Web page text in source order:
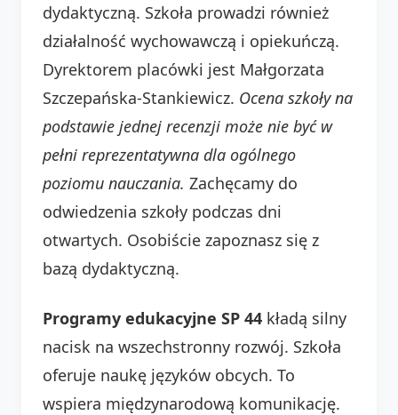
dydaktyczną. Szkoła prowadzi również
działalność wychowawczą i opiekuńczą.
Dyrektorem placówki jest Małgorzata
Szczepańska-Stankiewicz. Ocena szkoły na
podstawie jednej recenzji może nie być w
pełni reprezentatywna dla ogólnego
poziomu nauczania. Zachęcamy do
odwiedzenia szkoły podczas dni
otwartych. Osobiście zapoznasz się z
bazą dydaktyczną.
Programy edukacyjne SP 44 kładą silny
nacisk na wszechstronny rozwój. Szkoła
oferuje naukę języków obcych. To
wspiera międzynarodową komunikację.